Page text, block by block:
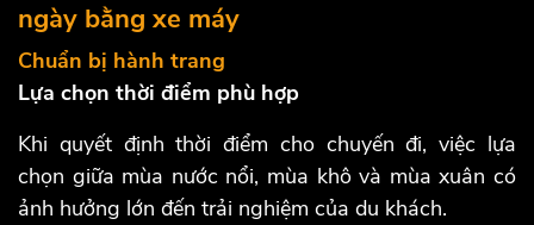
ngày bằng xe máy
Chuẩn bị hành trang
Lựa chọn thời điểm phù hợp
Khi quyết định thời điểm cho chuyến đi, việc lựa
chọn giữa mùa nước nổi, mùa khô và mùa xuân có
ảnh hưởng lớn đến trải nghiệm của du khách.